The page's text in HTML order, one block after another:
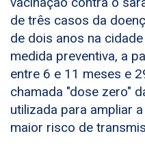
de três casos da
de dois anos na
medida preventiva, a
entre 6 e 11 meses e
chamada "dose zero"
utilizada para ampliar
maior risco de